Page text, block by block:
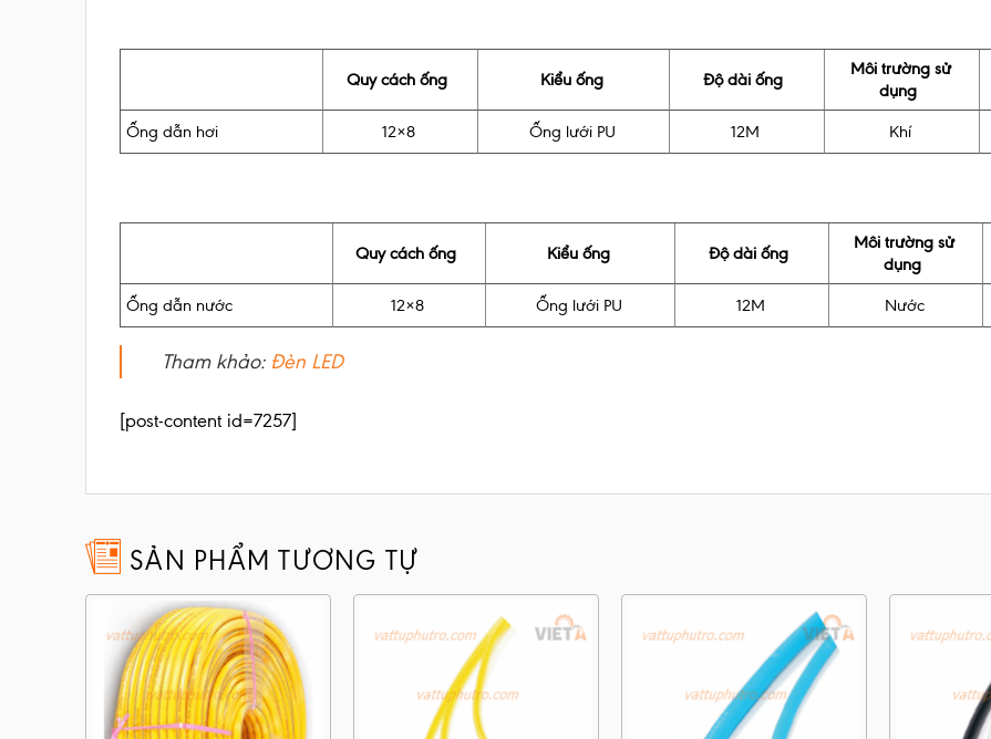
Quy cách ống Kiểu ống Độ dài ống
Môi trường sử
dụng
Ống dẫn hơi 12×8 Ống lưới PU 12M Khí
Quy cách ống Kiểu ống Độ dài ống
Môi trường sử
dụng
Ống dẫn nước 12×8 Ống lưới PU 12M Nước
Tham khảo: Đèn LED
[post-content id=7257]
SẢN PHẨM TƯƠNG TỰ